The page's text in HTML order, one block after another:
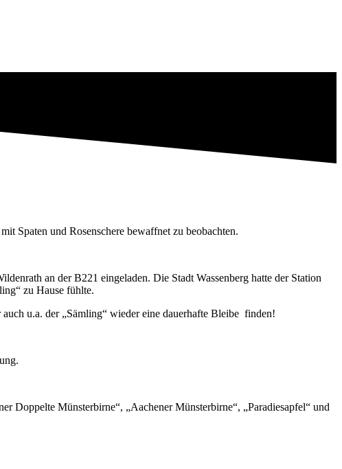
Spaten und Rosenschere bewaffnet zu beobachten.
an der B221 eingeladen. Die Stadt Wassenberg hatte der Station
zu Hause fühlte.
u.a. der „Sämling“ wieder eine dauerhafte Bleibe finden!
Doppelte Münsterbirne“, „Aachener Münsterbirne“, „Paradiesapfel“ und